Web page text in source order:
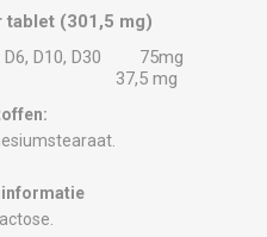
tablet (301,5 mg)
D6, D10, D30 75mg
37,5 mg